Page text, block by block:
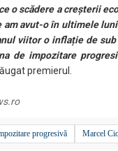
o scădere a creșterii
am avut-o în ultimele
viitor o inflație de
de impozitare
premierul.
progresivă Marcel